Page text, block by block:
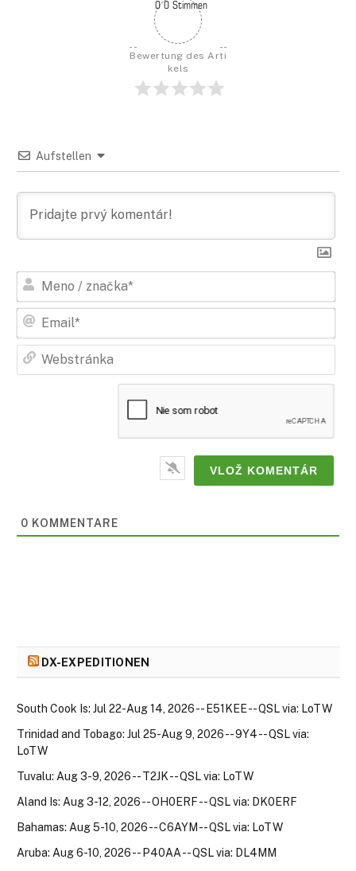
0 0 Stimmen
Bewertung des Arti
kels
Aufstellen
E-
0 KOMMENTARE
DX-EXPEDITIONEN
South Cook Is: Jul 22-Aug 14, 2026 -- E51KEE -- QSL via: LoTW
Trinidad and Tobago: Jul 25-Aug 9, 2026 -- 9Y4 -- QSL via:
LoTW
Tuvalu: Aug 3-9, 2026 -- T2JK -- QSL via: LoTW
Aland Is: Aug 3-12, 2026 -- OH0ERF -- QSL via: DK0ERF
Bahamas: Aug 5-10, 2026 -- C6AYM -- QSL via: LoTW
Aruba: Aug 6-10, 2026 -- P40AA -- QSL via: DL4MM